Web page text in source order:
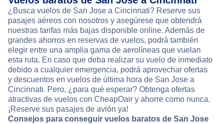
¿Busca vuelos de San Jose a Cincinnati? Reserve sus
pasajes aéreos con nosotros y asegúrese que obtendrá
nuestras tarifas más bajas disponible online. Además de
grandes ahorros en reservas de vuelos, podrá también
elegir entre una amplia gama de aerolíneas que vuelan
esta ruta. En caso que deba realizar su vuelo de inmediato
debido a cualquier emergencia, podrá aprovechar ofertas
y descuentos en vuelos de última hora de San Jose a
Cincinnati. Pero, ¿para qué esperar? Obtenga ofertas
atractivas de vuelos con CheapOair y ahorre como nunca.
¡Reserve sus pasajes de avión ya!
Consejos para conseguir vuelos baratos de San Jose